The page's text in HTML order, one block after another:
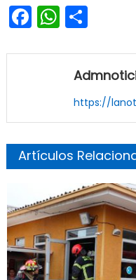
Facebook
Share
https://
Artículos